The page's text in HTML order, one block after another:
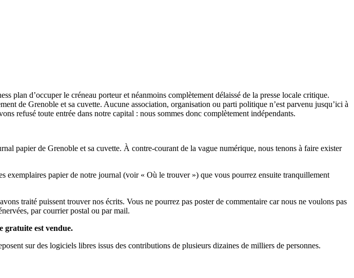
plan d’occuper le créneau porteur et néanmoins complètement délaissé de la presse locale critique.
de Grenoble et sa cuvette. Aucune association, organisation ou parti politique n’est parvenu jusqu’ici à
refusé toute entrée dans notre capital : nous sommes donc complètement indépendants.
papier de Grenoble et sa cuvette. À contre-courant de la vague numérique, nous tenons à faire exister
exemplaires papier de notre journal (voir « Où le trouver ») que vous pourrez ensuite tranquillement
traité puissent trouver nos écrits. Vous ne pourrez pas poster de commentaire car nous ne voulons pas
par courrier postal ou par mail.
gratuite est vendue.
sur des logiciels libres issus des contributions de plusieurs dizaines de milliers de personnes.